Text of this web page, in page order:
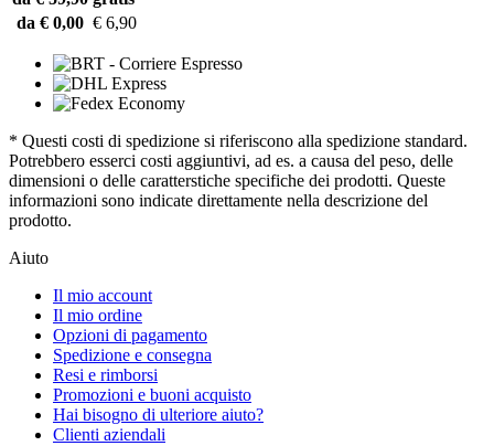
da € 0,00 € 6,90
* Questi costi di spedizione si riferiscono alla spedizione standard.
Potrebbero esserci costi aggiuntivi, ad es. a causa del peso, delle
dimensioni o delle caratterstiche specifiche dei prodotti. Queste
informazioni sono indicate direttamente nella descrizione del
prodotto.
Aiuto
Il mio account
Il mio ordine
Opzioni di pagamento
Spedizione e consegna
Resi e rimborsi
Promozioni e buoni acquisto
Hai bisogno di ulteriore aiuto?
Clienti aziendali